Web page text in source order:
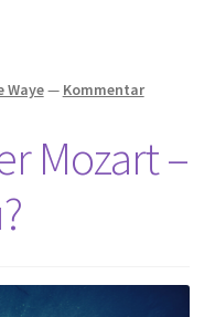
Waye— Kommentar
Mozart –